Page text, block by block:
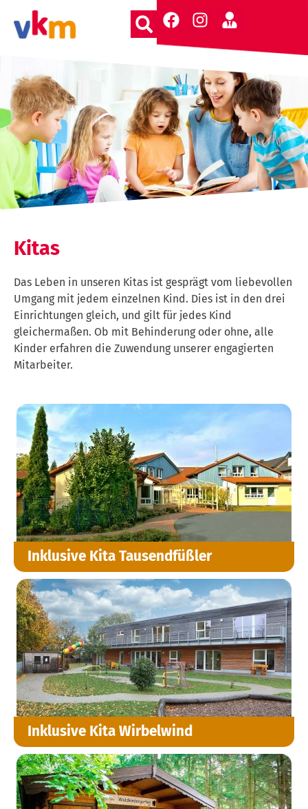
Kitas
Das Leben in unseren Kitas ist gesprägt vom liebevollen
Umgang mit jedem einzelnen Kind. Dies ist in den drei
Einrichtungen gleich, und gilt für jedes Kind
gleichermaßen. Ob mit Behinderung oder ohne, alle
Kinder erfahren die Zuwendung unserer engagierten
Mitarbeiter.
Inklusive Kita Tausendfüßler
Inklusive Kita Wirbelwind